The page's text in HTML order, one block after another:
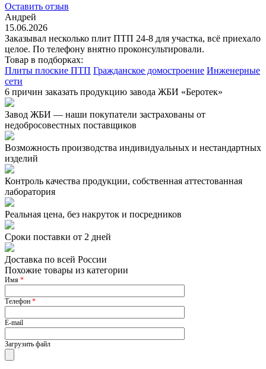
Оставить отзыв
Андрей
15.06.2026
Заказывал несколько плит ПТП 24-8 для участка, всё приехало
целое. По телефону внятно проконсультировали.
Товар в подборках:
Плиты плоские ПТП Гражданское домостроение Инженерные
сети
6 причин заказать продукцию завода ЖБИ «Беротек»
Завод ЖБИ — наши покупатели застрахованы от
недобросовестных поставщиков
Возможность производства индивидуальных и нестандартных
изделий
Контроль качества продукции, собственная аттестованная
лаборатория
Реальная цена, без накруток и посредников
Сроки поставки от 2 дней
Доставка по всей России
Похожие товары из категории
Имя *
Телефон *
E-mail
Загрузить файл